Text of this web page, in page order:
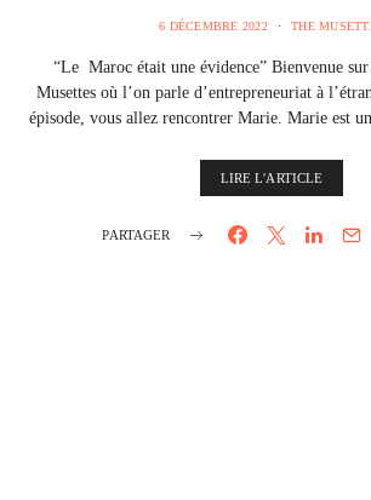
6 DÉCEMBRE 2022 THE
“Le Maroc était une évidence” Bienvenue
Musettes où l’on parle d’entrepreneuriat à
épisode, vous allez rencontrer Marie. Marie est
LIRE L'ARTICLE
PARTAGER